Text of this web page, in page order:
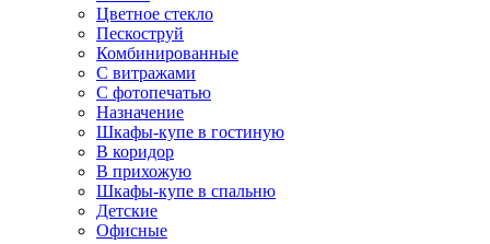
Цветное стекло
Пескоструй
Комбинированные
С витражами
С фотопечатью
Назначение
Шкафы-купе в гостиную
В коридор
В прихожую
Шкафы-купе в спальню
Детские
Офисные